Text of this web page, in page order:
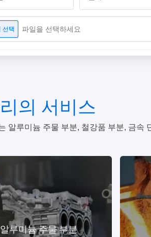
선택 파일을 선택하세요
의 서비스
알루미늄 주물 부분, 철강품 부분, 금속
알루미늄 주물 부분